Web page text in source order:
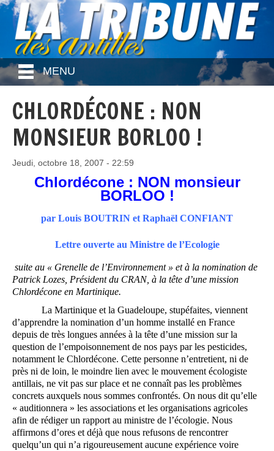
MENU
CHLORDÉCONE : NON
MONSIEUR BORLOO !
Jeudi, octobre 18, 2007 - 22:59
Chlordécone : NON monsieur
BORLOO !
par Louis BOUTRIN et Raphaël CONFIANT
Lettre ouverte au Ministre de l’Ecologie
suite au « Grenelle de l’Environnement » et à la nomination de
Patrick Lozes, Président du CRAN, à la tête d’une mission
Chlordécone en Martinique.
La Martinique et la Guadeloupe, stupéfaites, viennent
d’apprendre la nomination d’un homme installé en France
depuis de très longues années à la tête d’une mission sur la
question de l’empoisonnement de nos pays par les pesticides,
notamment le Chlordécone. Cette personne n’entretient, ni de
près ni de loin, le moindre lien avec le mouvement écologiste
antillais, ne vit pas sur place et ne connaît pas les problèmes
concrets auxquels nous sommes confrontés. On nous dit qu’elle
« auditionnera » les associations et les organisations agricoles
afin de rédiger un rapport au ministre de l’écologie. Nous
affirmons d’ores et déjà que nous refusons de rencontrer
quelqu’un qui n’a rigoureusement aucune expérience voire